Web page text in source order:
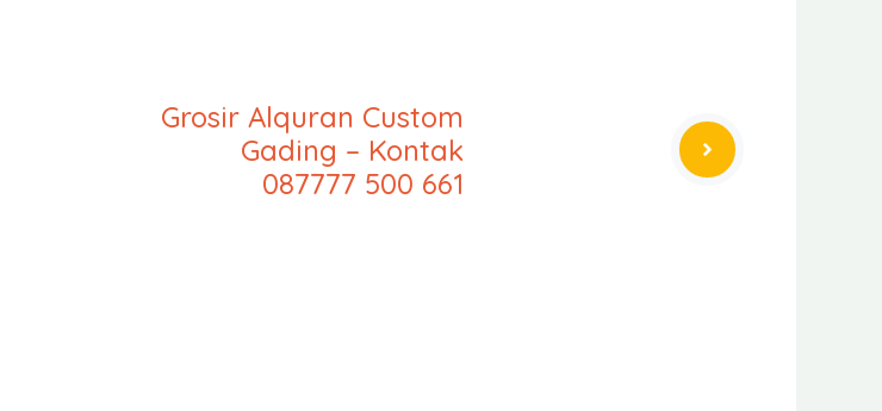
Grosir Alquran Custom
Gading – Kontak
087777 500 661